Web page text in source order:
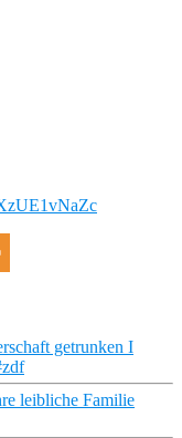
getrunken I
leibliche Familie